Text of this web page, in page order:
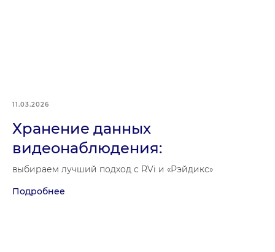
11.03.2026
Хранение данных
видеонаблюдения:
выбираем лучший подход с RVi и «Рэйдикс»
Подробнее